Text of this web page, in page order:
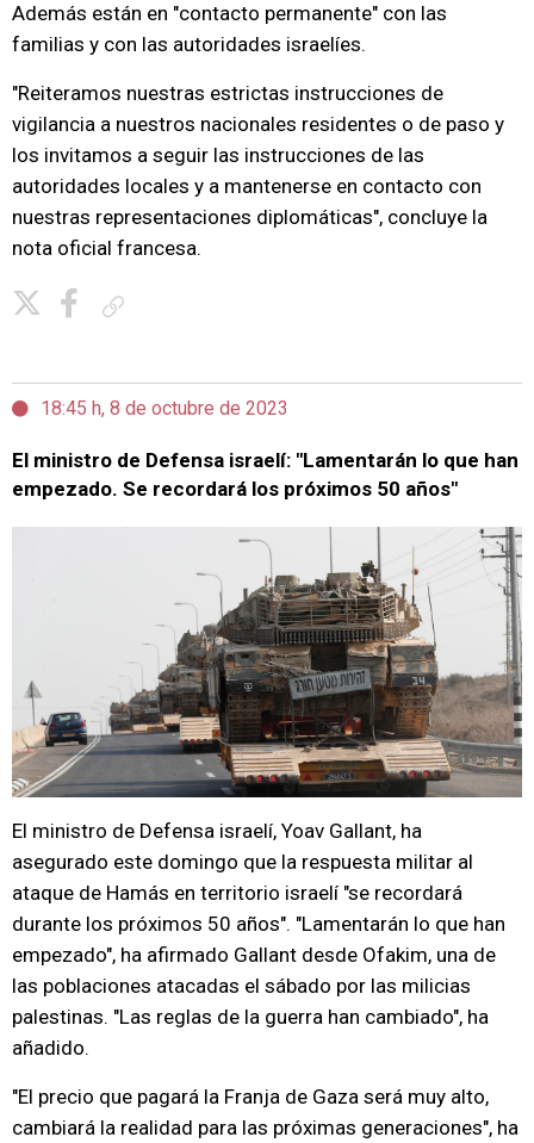
Además están en "contacto permanente" con las
familias y con las autoridades israelíes.
"Reiteramos nuestras estrictas instrucciones de
vigilancia a nuestros nacionales residentes o de paso y
los invitamos a seguir las instrucciones de las
autoridades locales y a mantenerse en contacto con
nuestras representaciones diplomáticas", concluye la
nota oficial francesa.
18:45 h, 8 de octubre de 2023
El ministro de Defensa israelí: "Lamentarán lo que han
empezado. Se recordará los próximos 50 años"
El ministro de Defensa israelí, Yoav Gallant, ha
asegurado este domingo que la respuesta militar al
ataque de Hamás en territorio israelí "se recordará
durante los próximos 50 años". "Lamentarán lo que han
empezado", ha afirmado Gallant desde Ofakim, una de
las poblaciones atacadas el sábado por las milicias
palestinas. "Las reglas de la guerra han cambiado", ha
añadido.
"El precio que pagará la Franja de Gaza será muy alto,
cambiará la realidad para las próximas generaciones", ha